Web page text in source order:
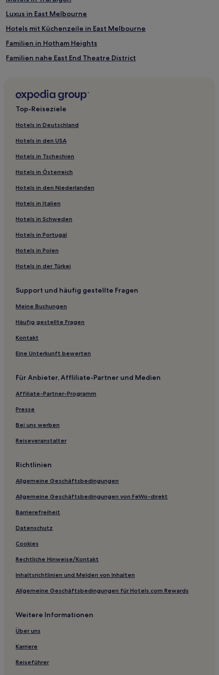
Luxus in East Melbourne
Hotels mit Küchenzeile in East Melbourne
Familien in Hotham Heights
Familien nahe East End Theatre District
Familien in Mount Buller
Haustierfreundliche in Melbourne
Lgbtqia-Freundliche in Melbourne
Hotels mit Parkplatz in Sassafras
Business in Northern Suburbs
Familien in Falls Creek
Luxus in Fitzroy
Familien nahe Flinders Lane
Hotels mit Parkplatz in Hampton
Hotels mit Pool nahe Newquay Promenade
Luxus in St Kilda
Familien in St Kilda
Familien in Victoria
Familien in Carlton
Luxus in Carlton
Familien in South Yarra
Haustierfreundliche in Bright
Luxus in Bright
Hotels mit Pool in Bright
Hotels mit Parkplatz in Kew
Hotels nahe George Creek Streamside Reserve
Hotels nahe Yering Station Winery
Montgomery Hotels
Billabong Hotels
Licola Hotels
Stratford Hotels
Swifts Creek Hotels
Ancona Hotels
Merton Hotels
Taylor Bay Hotels
Hotels nahe Emirates
Waldara Hotels
Hotels nahe Budgee Budgee Bushland Reserve
Top-Reiseziele
Hotels in Deutschland
Hotels in den USA
Hotels in Tschechien
Hotels in Österreich
Hotels in den Niederlanden
Hotels in Italien
Hotels in Schweden
Hotels in Portugal
Hotels in Polen
Hotels in der Türkei
Support und häufig gestellte Fragen
Meine Buchungen
Häufig gestellte Fragen
Kontakt
Eine Unterkunft bewerten
Für Anbieter, Affliliate-Partner und Medien
Affiliate-Partner-Programm
Presse
Bei uns werben
Reiseveranstalter
Richtlinien
Allgemeine Geschäftsbedingungen
Allgemeine Geschäftsbedingungen von FeWo-direkt
Barrierefreiheit
Datenschutz
Cookies
Rechtliche Hinweise/Kontakt
Inhaltsrichtlinien und Melden von Inhalten
Allgemeine Geschäftsbedingungen für Hotels.com Rewards
Weitere Informationen
Über uns
Karriere
Reiseführer